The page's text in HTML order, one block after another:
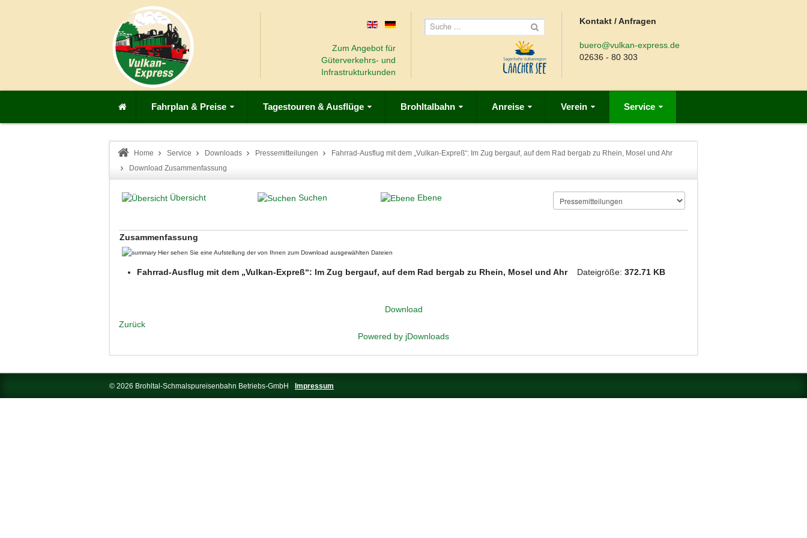
Zum Angebot für
Güterverkehrs- und
Infrastrukturkunden
Kontakt / Anfragen
buero@vulkan-express.de
02636 - 80 303
Fahrplan & Preise Tagestouren & Ausflüge Brohltalbahn Anreise Verein Service
Home Service Downloads Pressemitteilungen
Fahrrad-Ausflug mit dem „Vulkan-Expreß“: Im Zug bergauf, auf dem Rad bergab zu Rhein, Mosel und Ahr
Download Zusammenfassung
Übersicht Suchen Ebene
Zusammenfassung
Hier sehen Sie eine Aufstellung der von Ihnen zum Download ausgewählten Dateien
Fahrrad-Ausflug mit dem „Vulkan-Expreß“: Im Zug bergauf, auf dem Rad bergab zu Rhein, Mosel und Ahr Dateigröße: 372.71 KB
Download
Zurück
Powered by jDownloads
© 2026 Brohltal-Schmalspureisenbahn Betriebs-GmbH Impressum